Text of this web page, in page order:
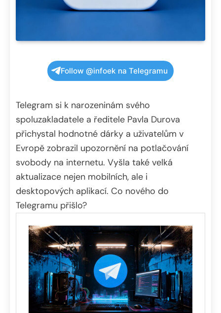
Follow @infoek na Telegramu
Telegram si k narozeninám svého
spoluzakladatele a ředitele Pavla Durova
přichystal hodnotné dárky a uživatelům v
Evropě zobrazil upozornění na potlačování
svobody na internetu. Vyšla také velká
aktualizace nejen mobilních, ale i
desktopových aplikací. Co nového do
Telegramu přišlo?